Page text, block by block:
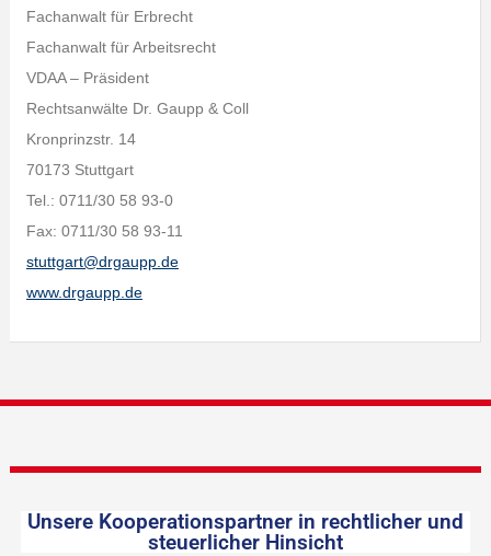
Fachanwalt für Erbrecht
Fachanwalt für Arbeitsrecht
VDAA – Präsident
Rechtsanwälte Dr. Gaupp & Coll
Kronprinzstr. 14
70173 Stuttgart
Tel.: 0711/30 58 93-0
Fax: 0711/30 58 93-11
stuttgart@drgaupp.de
www.drgaupp.de
Unsere Kooperationspartner in rechtlicher und
steuerlicher Hinsicht